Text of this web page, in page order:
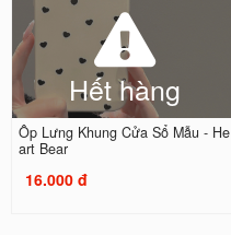
Hết hàng
Ốp Lưng Khung Cửa Sổ Mẫu - He
art Bear
16.000 đ